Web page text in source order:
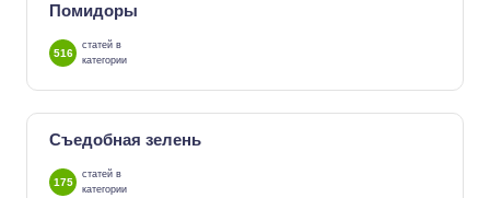
Помидоры
516
статей в
категории
Съедобная зелень
175
статей в
категории